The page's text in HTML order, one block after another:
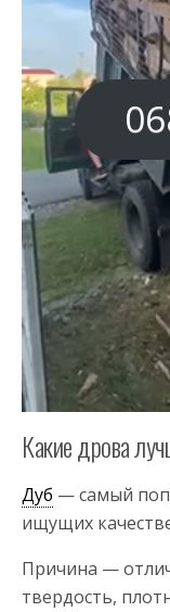
Какие дрова
Дуб — самый
ищущих
Причина —
твердость,